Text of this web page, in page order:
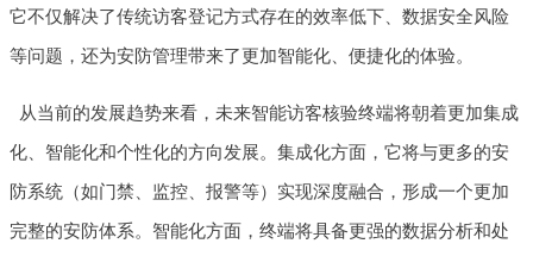
它不仅解决了传统访客登记方式存在的效率低下、数据安全风险
等问题，还为安防管理带来了更加智能化、便捷化的体验。
从当前的发展趋势来看，未来智能访客核验终端将朝着更加集成
化、智能化和个性化的方向发展。集成化方面，它将与更多的安
防系统（如门禁、监控、报警等）实现深度融合，形成一个更加
完整的安防体系。智能化方面，终端将具备更强的数据分析和处